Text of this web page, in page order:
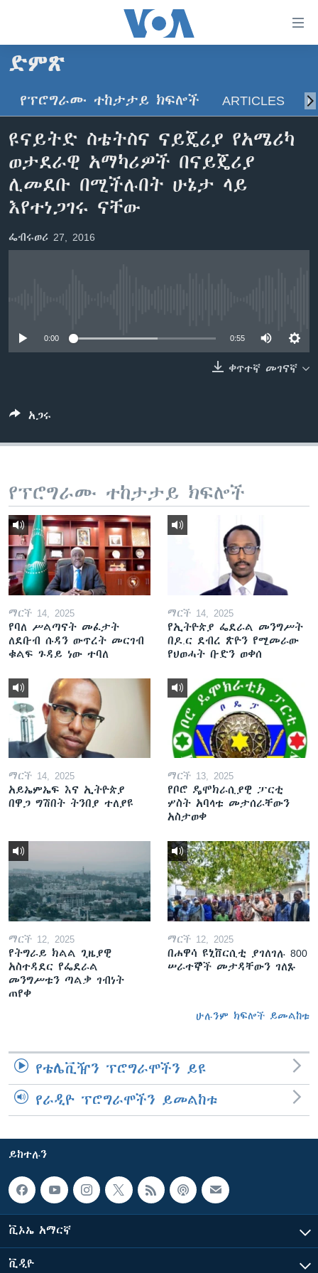
ማገናኛዎች
ዋናው
ይዘት
ወደ
ዋናው
ይዘት
እለፍ
ወደ
ዋናው
ይዘት
ዜና
ኢትዮጵያ
አሜሪካ
መካከለኛው ምሥራቅ
ኑሮ በጤንነት
ከምሽቱ ሦስት ሰዓት የአማርኛ ዜና
ቪዲዮ
የፎቶ መድብሎች
ድምጽ
የፕሮግራሙ ተከታታይ ክፍሎች ARTICLES
ዩናይትድ ስቴትስና ናይጄሪያ የአሜሪካ
ወታደራዊ አማካሪዎች በናይጄሪያ
ሊመደቡ በሚችሉበት ሁኔታ ላይ
እየተነጋገሩ ናቸው
ፌብሩወሪ 27, 2016
0:00 0:55
ቀጥተኛ መገናኛ
አጋሩ
የፕሮግራሙ ተከታታይ ክፍሎች
ማርች 14, 2025
የባለ ሥልጣናት መፈታት
ለደቡብ ሱዳን ውጥረት መርገብ
ቁልፍ ጉዳይ ነው ተባለ
ማርች 14, 2025
የኢትዮጵያ ፌደራል መንግሥት
በዶ.ር ደብረ ጽዮን የሚመራው
የህወሓት ቡድን ወቀሰ
ማርች 14, 2025
አይኤምኤፍ እና ኢትዮጵያ
በዋጋ ግሽበት ትንበያ ተለያዩ
ማርች 13, 2025
የቦሮ ዴሞክራሲያዊ ፓርቲ
ሦስት አባላቱ መታሰራቸውን
አስታወቀ
ማርች 12, 2025
የትግራይ ክልል ጊዜያዊ
አስተዳደር የፌደራል
መንግሥቱን ጣልቃ ገብነት
ጠየቀ
ማርች 12, 2025
በሐዋሳ ዩኒቨርሲቲ ያገለገሉ 800
ሠራተኞች መታዳቸውን ገለጹ
ሁሉንም ክፍሎች ይመልከቱ
የቴሌቪዥን ፕሮግራሞችን ይዩ
የራዲዮ ፕሮግራሞችን ይመልከቱ
ይከተሉን
ቪኦኤ አማርኛ
ቪዲዮ